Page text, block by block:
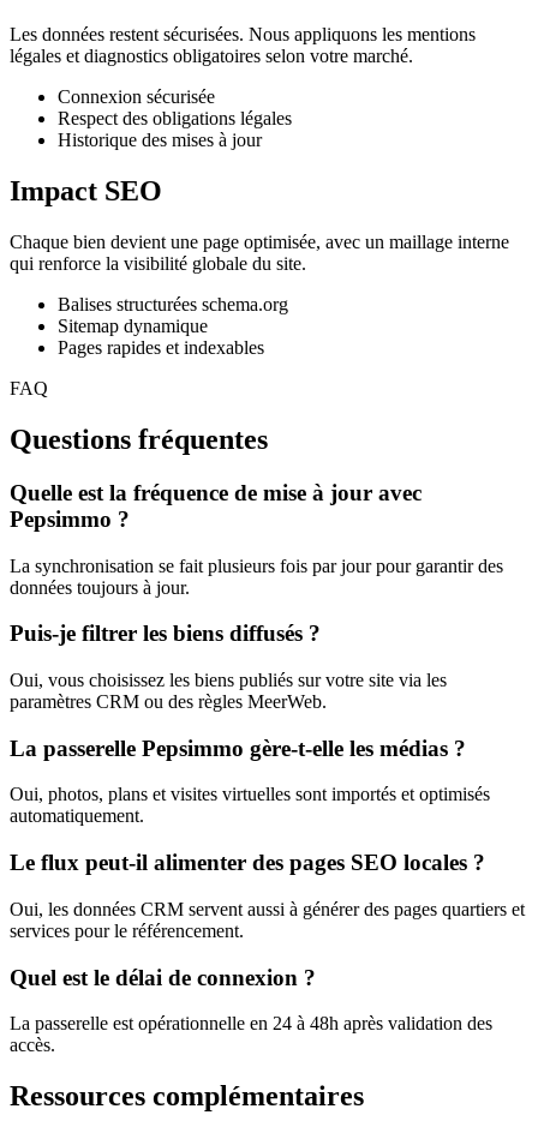
Les données restent sécurisées. Nous appliquons les mentions
légales et diagnostics obligatoires selon votre marché.
Connexion sécurisée
Respect des obligations légales
Historique des mises à jour
Impact SEO
Chaque bien devient une page optimisée, avec un maillage interne
qui renforce la visibilité globale du site.
Balises structurées schema.org
Sitemap dynamique
Pages rapides et indexables
FAQ
Questions fréquentes
Quelle est la fréquence de mise à jour avec
Pepsimmo ?
La synchronisation se fait plusieurs fois par jour pour garantir des
données toujours à jour.
Puis-je filtrer les biens diffusés ?
Oui, vous choisissez les biens publiés sur votre site via les
paramètres CRM ou des règles MeerWeb.
La passerelle Pepsimmo gère-t-elle les médias ?
Oui, photos, plans et visites virtuelles sont importés et optimisés
automatiquement.
Le flux peut-il alimenter des pages SEO locales ?
Oui, les données CRM servent aussi à générer des pages quartiers et
services pour le référencement.
Quel est le délai de connexion ?
La passerelle est opérationnelle en 24 à 48h après validation des
accès.
Ressources complémentaires